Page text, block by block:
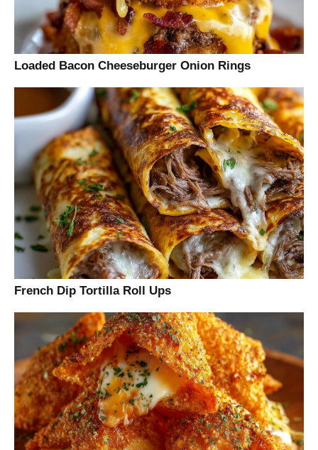
Loaded Bacon Cheeseburger Onion Rings
French Dip Tortilla Roll Ups